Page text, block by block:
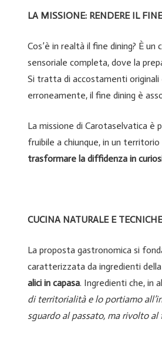
LA MISSIONE: RENDERE IL
Cos’è in realtà il fine dining? È
sensoriale completa, dove la
Si tratta di accostamenti originali
erroneamente, il fine dining è
La missione di Carotaselvatica è
fruibile a chiunque, in un
trasformare la diffidenza in
CUCINA NATURALE E
La proposta gastronomica si
caratterizzata da ingredienti
alici in capasa. Ingredienti che, in
di territorialità e lo portiamo
sguardo al passato, ma rivolto al